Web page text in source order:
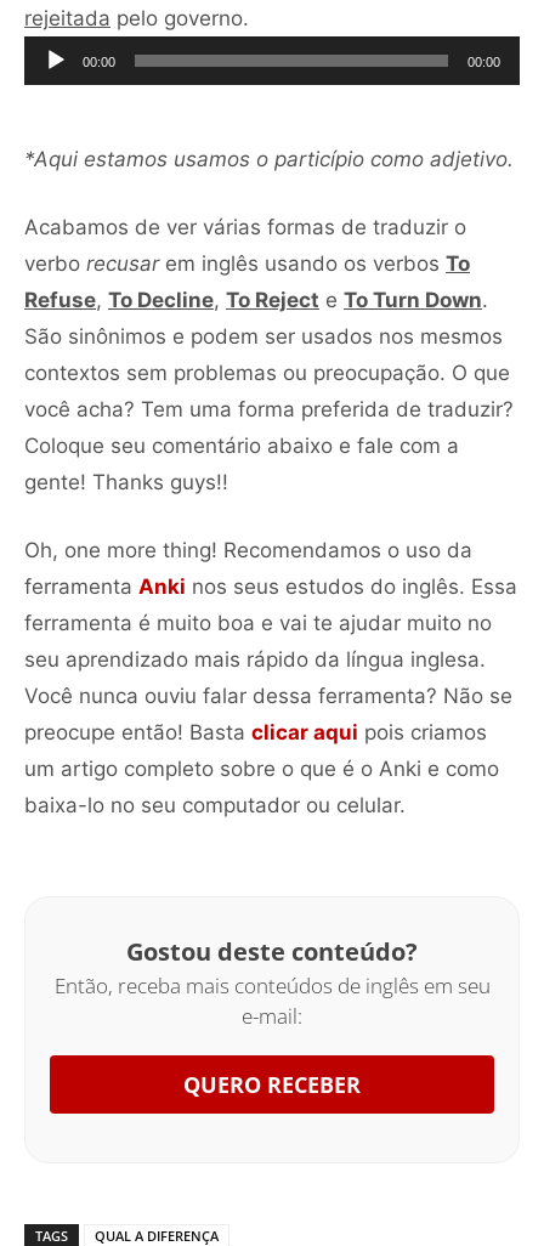
rejeitada pelo governo.
de
áudio
00:00 00:00
*Aqui estamos usamos o particípio como adjetivo.
Acabamos de ver várias formas de traduzir o
verbo recusarem inglês usando os verbos To
Refuse, To Decline, To Reject e To Turn Down.
São sinônimos e podem ser usados nos mesmos
contextos sem problemas ou preocupação. O que
você acha? Tem uma forma preferida de traduzir?
Coloque seu comentário abaixo e fale com a
gente! Thanks guys!!
Oh, one more thing! Recomendamos o uso da
ferramenta Anki nos seus estudos do inglês. Essa
ferramenta é muito boa e vai te ajudar muito no
seu aprendizado mais rápido da língua inglesa.
Você nunca ouviu falar dessa ferramenta? Não se
preocupe então! Basta clicar aqui pois criamos
um artigo completo sobre o que é o Anki e como
baixa-lo no seu computador ou celular.
Gostou deste conteúdo?
Então, receba mais conteúdos de inglês em seu
e-mail:
QUERO RECEBER
TAGS QUAL A DIFERENÇA